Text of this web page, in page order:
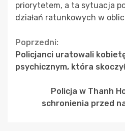
priorytetem, a ta sytuacja
działań ratunkowych w
Continue
Reading
Poprzedni:
Policjanci uratowali
psychicznym, która
Policja w Thanh
schronienia przed